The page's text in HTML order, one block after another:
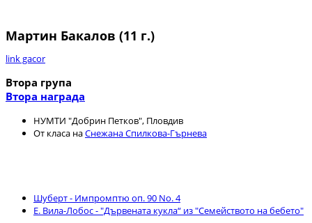
Мартин Бакалов (11 г.)
link gacor
Втора група
Втора награда
НУМТИ "Добрин Петков", Пловдив
От класа наСнежана Спилкова-Гърнева
Шуберт - Импромптю оп. 90 No. 4
Е. Вила-Лобос - "Дървената кукла“ из "Семейството на бебето"